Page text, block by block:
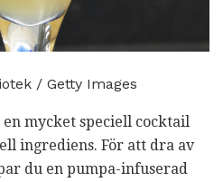
/ Getty Images
mycket speciell cocktail
ingrediens. För att dra av
du en pumpa-infuserad